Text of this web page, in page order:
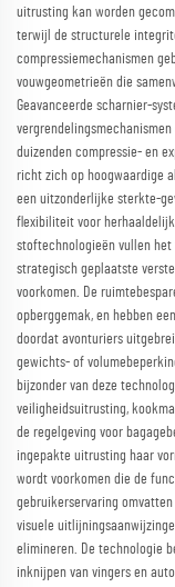
uitrusting kan worden
terwijl de structurele
compressiemechanismen
vouwgeometrieën die
Geavanceerde scharnier-
duizenden compressie- en
richt zich op hoogwaardige
een uitzonderlijke sterkte-
flexibiliteit voor
stoftechnologieën vullen
strategisch geplaatste
voorkomen. De
opberggemak, en hebben
doordat avonturiers
gewichts- of
bijzonder van deze
veiligheidsuitrusting,
de regelgeving voor
ingepakte uitrusting haar
wordt voorkomen die de
gebruikerservaring
visuele
elimineren. De technologie
inknijpen van vingers en